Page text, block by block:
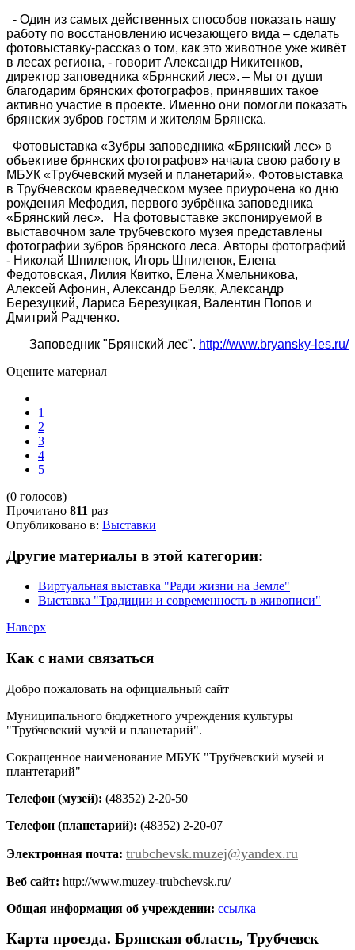
- Один из самых действенных способов показать нашу
работу по восстановлению исчезающего вида – сделать
фотовыставку-рассказ о том, как это животное уже живёт
в лесах региона, - говорит Александр Никитенков,
директор заповедника «Брянский лес». – Мы от души
благодарим брянских фотографов, принявших такое
активно участие в проекте. Именно они помогли показать
брянских зубров гостям и жителям Брянска.
Фотовыставка «Зубры заповедника «Брянский лес» в
объективе брянских фотографов» начала свою работу в
МБУК «Трубчевский музей и планетарий». Фотовыставка
в Трубчевском краеведческом музее приурочена ко дню
рождения Мефодия, первого зубрёнка заповедника
«Брянский лес».
На фотовыставке экспонируемой в
выставочном зале трубчевского музея представлены
фотографии зубров брянского леса. Авторы фотографий
- Николай Шпиленок, Игорь Шпиленок, Елена
Федотовская, Лилия Квитко, Елена Хмельникова,
Алексей Афонин, Александр Беляк, Александр
Березуцкий, Лариса Березуцкая, Валентин Попов и
Дмитрий Радченко.
Заповедник "Брянский лес". http://www.bryansky-les.ru/
Оцените материал
1
2
3
4
5
(0 голосов)
Прочитано 811 раз
Опубликовано в: Выставки
Другие материалы в этой категории:
Виртуальная выставка "Ради жизни на Земле"
Выставка "Традиции и современность в живописи"
Наверх
Как с нами связаться
Добро пожаловать на официальный сайт
Муниципального бюджетного учреждения культуры
"Трубчевский музей и планетарий".
Сокращенное наименование МБУК "Трубчевский музей и
плантетарий"
Телефон (музей): (48352) 2-20-50
Телефон (планетарий): (48352) 2-20-07
Электронная почта: trubchevsk.muzej@yandex.ru
Веб сайт: http://www.muzey-trubchevsk.ru/
Общая информация об учреждении: ссылка
Карта проезда. Брянская область, Трубчевск